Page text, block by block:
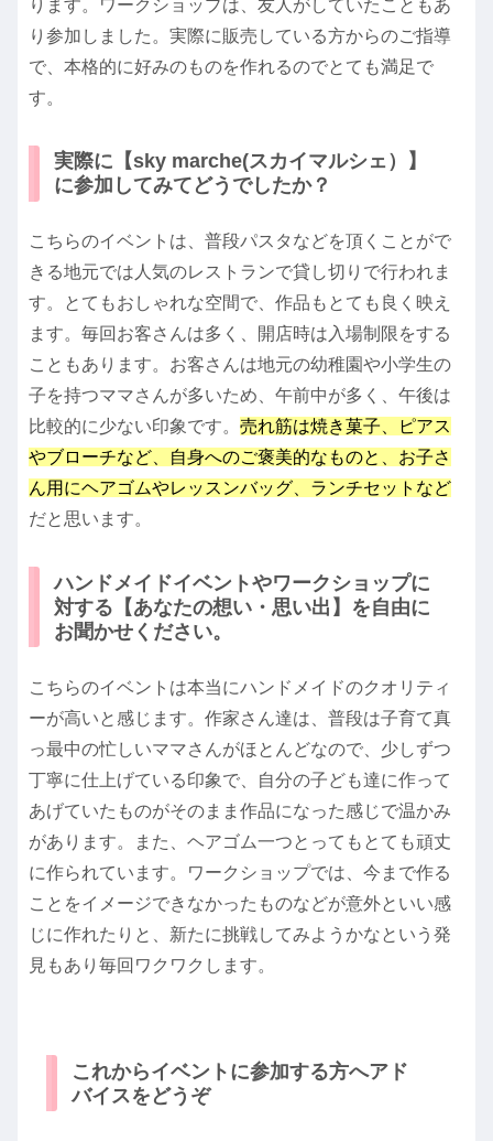
ります。ワークショップは、友人がしていたこともあ
り参加しました。実際に販売している方からのご指導
で、本格的に好みのものを作れるのでとても満足で
す。
実際に【sky marche(スカイマルシェ）】
に参加してみてどうでしたか？
こちらのイベントは、普段パスタなどを頂くことがで
きる地元では人気のレストランで貸し切りで行われま
す。とてもおしゃれな空間で、作品もとても良く映え
ます。毎回お客さんは多く、開店時は入場制限をする
こともあります。お客さんは地元の幼稚園や小学生の
子を持つママさんが多いため、午前中が多く、午後は
比較的に少ない印象です。 売れ筋は焼き菓子、ピアス
やブローチなど、自身へのご褒美的なものと、お子さ
ん用にヘアゴムやレッスンバッグ、ランチセットなど
だと思います。
ハンドメイドイベントやワークショップに
対する【あなたの想い・思い出】を自由に
お聞かせください。
こちらのイベントは本当にハンドメイドのクオリティ
ーが高いと感じます。作家さん達は、普段は子育て真
っ最中の忙しいママさんがほとんどなので、少しずつ
丁寧に仕上げている印象で、自分の子ども達に作って
あげていたものがそのまま作品になった感じで温かみ
があります。また、ヘアゴム一つとってもとても頑丈
に作られています。ワークショップでは、今まで作る
ことをイメージできなかったものなどが意外といい感
じに作れたりと、新たに挑戦してみようかなという発
見もあり毎回ワクワクします。
これからイベントに参加する方へアド
バイスをどうぞ